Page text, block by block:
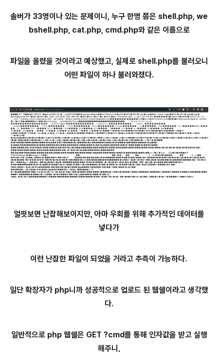
솔버가 33명이나 있는 문제이니, 누구 한명 쯤은 shell.php, we
bshell.php, cat.php, cmd.php와 같은 이름으로
파일을 올렸을 것이라고 예상했고, 실제로 shell.php를 불러오니
어떤 파일이 하나 불러와졌다.
얼핏보면 난잡해보이지만, 아마 우회를 위해 추가적인 데이터를
넣다가
이런 난잡한 파일이 되었을 거라고 추측이 가능하다.
일단 확장자가 php니까 성공적으로 업로드 된 웹쉘이라고 생각했
다.
일반적으로 php 웹쉘은 GET ?cmd를 통해 인자값을 받고 실행
해주니,